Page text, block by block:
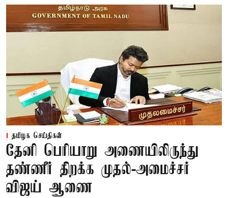
தமிழக செய்திகள்
தேனி பெரியாறு அணையிலிருந்து
தண்ணீர் திறக்க முதல்-அமைச்சர்
விஜய் ஆணை